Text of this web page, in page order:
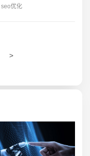
没有必要出现关键词的地
seo优化
>